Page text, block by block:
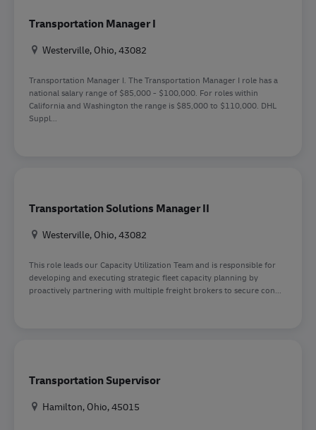
Transportation Manager I
Location
Westerville, Ohio, 43082
Transportation Manager I. The Transportation Manager I role has a
national salary range of $85,000 - $100,000. For roles within
California and Washington the range is $85,000 to $110,000. DHL
Suppl...
Transportation Solutions Manager II
Location
Westerville, Ohio, 43082
This role leads our Capacity Utilization Team and is responsible for
developing and executing strategic fleet capacity planning by
proactively partnering with multiple freight brokers to secure con...
Transportation Supervisor
Location
Hamilton, Ohio, 45015